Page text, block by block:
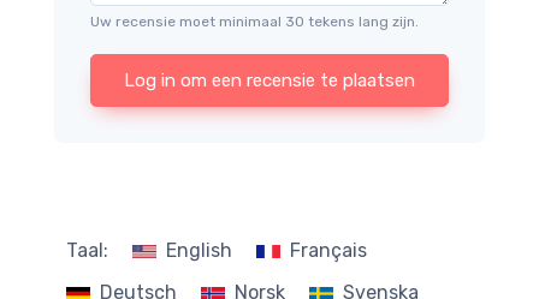
Uw recensie moet minimaal 30 tekens lang zijn.
Log in om een recensie te plaatsen
Taal: English
Français
Deutsch
Norsk
Svenska